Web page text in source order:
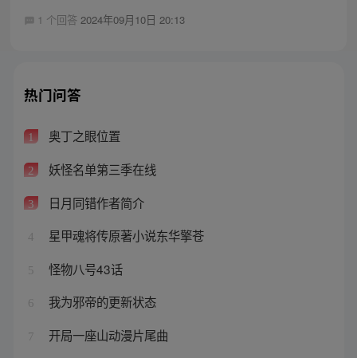
1 个回答 2024年09月10日 20:13
热门问答
1 奥丁之眼位置
2 妖怪名单第三季在线
3 日月同错作者简介
4 星甲魂将传原著小说东华擎苍
5 怪物八号43话
6 我为邪帝的更新状态
7 开局一座山动漫片尾曲